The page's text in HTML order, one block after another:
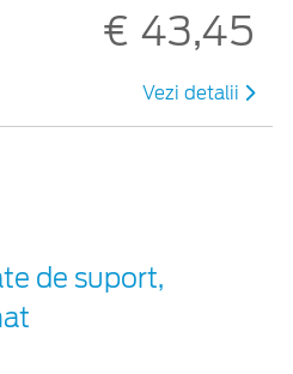
€ 43,45
Vezi detalii
de suport,